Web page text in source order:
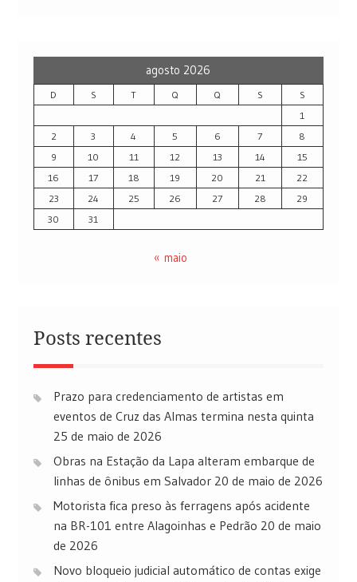
agosto 2026
D S T Q Q S
S
1
2
3 4 5 6 7
8
9
10 11 12 13 14
15
16
17 18 19 20 21
22
23
24 25 26 27 28
29
30
31
« maio
Posts recentes
Prazo para credenciamento de artistas em
eventos de Cruz das Almas termina nesta quinta
25 de maio de 2026
Obras na Estação da Lapa alteram embarque de
linhas de ônibus em Salvador 20 de maio de 2026
Motorista fica preso às ferragens após acidente
na BR-101 entre Alagoinhas e Pedrão 20 de maio
de 2026
Novo bloqueio judicial automático de contas exige